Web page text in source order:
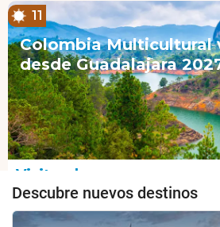
Descubre nuevos destinos